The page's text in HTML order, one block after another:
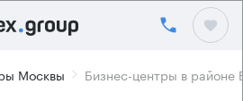
Москвы Бизнес-центры в районе